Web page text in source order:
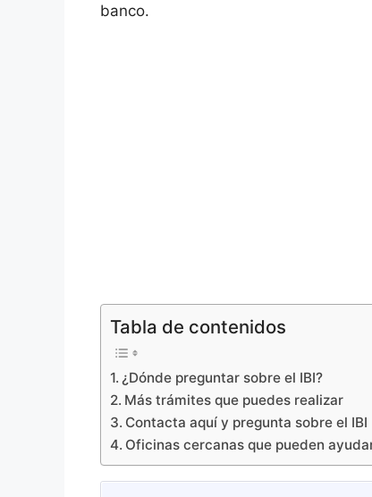
banco.
Tabla de contenidos
¿Dónde preguntar sobre el IBI?
Más trámites que puedes realizar
Contacta aquí y pregunta sobre el IBI
Oficinas cercanas que pueden